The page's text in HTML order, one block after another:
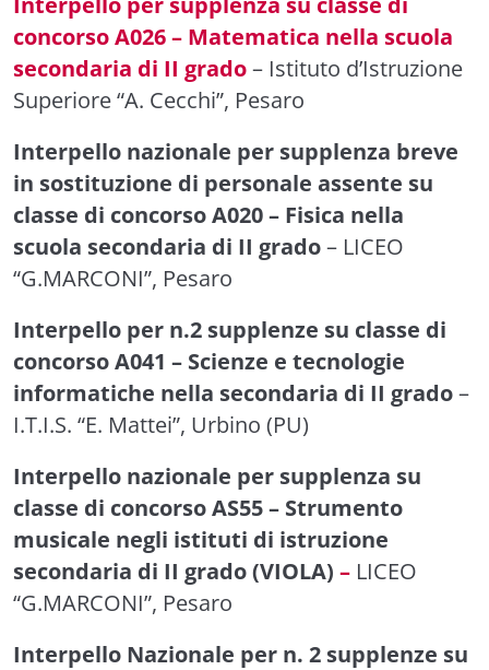
concorso A026 – Matematica nella scuola
secondaria di II grado– Istituto d’Istruzione
Superiore “A. Cecchi”, Pesaro
Interpello nazionale per supplenza breve
in sostituzione di personale assente su
classe di concorso A020 – Fisica nella
scuola secondaria di II grado– LICEO
“G.MARCONI”, Pesaro
Interpello per n.2 supplenze su classe di
concorso A041 – Scienze e tecnologie
informatiche nella secondaria di II grado–
I.T.I.S. “E. Mattei”, Urbino (PU)
Interpello nazionale per supplenza su
classe di concorso AS55 – Strumento
musicale negli istituti di istruzione
secondaria di II grado (VIOLA) – LICEO
“G.MARCONI”, Pesaro
Interpello Nazionale per n. 2 supplenze su